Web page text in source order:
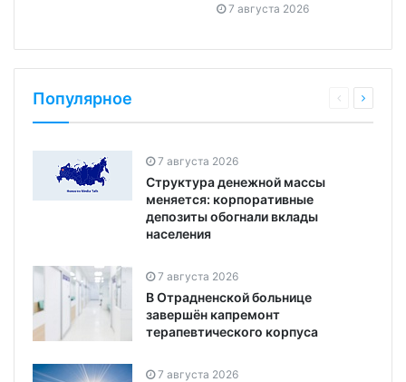
7 августа 2026
Популярное
7 августа 2026
Структура денежной массы
меняется: корпоративные
депозиты обогнали вклады
населения
7 августа 2026
В Отрадненской больнице
завершён капремонт
терапевтического корпуса
7 августа 2026